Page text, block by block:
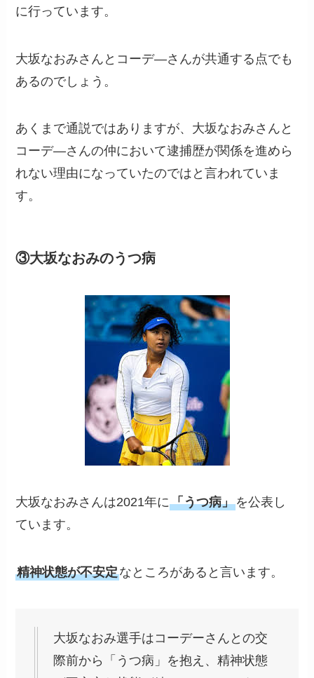
に行っています。
大坂なおみさんとコーデ―さんが共通する点でも
あるのでしょう。
あくまで通説ではありますが、大坂なおみさんと
コーデ―さんの仲において逮捕歴が関係を進めら
れない理由になっていたのではと言われていま
す。
③大坂なおみのうつ病
大坂なおみさんは2021年に「うつ病」を公表し
ています。
精神状態が不安定なところがあると言います。
大坂なおみ選手はコーデーさんとの交
際前から「うつ病」を抱え、精神状態